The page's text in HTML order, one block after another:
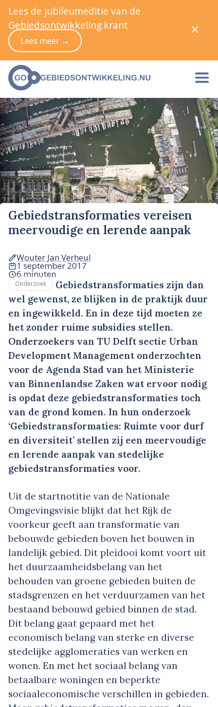
Gebiedstransformaties vereisen
meervoudige en lerende aanpak
Wouter Jan Verheul
1 september 2017
6 minuten
Onderzoek
Gebiedstransformaties zijn dan
wel gewenst, ze blijken in de praktijk duur
en ingewikkeld. En in deze tijd moeten ze
het zonder ruime subsidies stellen.
Onderzoekers van TU Delft sectie Urban
Development Management onderzochten
voor de Agenda Stad van het Ministerie
van Binnenlandse Zaken wat ervoor nodig
is opdat deze gebiedstransformaties toch
van de grond komen. In hun onderzoek
‘Gebiedstransformaties: Ruimte voor durf
en diversiteit’ stellen zij een meervoudige
en lerende aanpak van stedelijke
gebiedstransformaties voor.
Uit de startnotitie van de Nationale
Omgevingsvisie blijkt dat het Rijk de
voorkeur geeft aan transformatie van
bebouwde gebieden boven het bouwen in
landelijk gebied. Dit pleidooi komt voort uit
het duurzaamheidsbelang van het
behouden van groene gebieden buiten de
stadsgrenzen en het verduurzamen van het
bestaand bebouwd gebied binnen de stad.
Dit belang gaat gepaard met het
economisch belang van sterke en diverse
stedelijke agglomeraties van werken en
wonen. En met het sociaal belang van
betaalbare woningen en beperkte
sociaaleconomische verschillen in gebieden.
Lees de jubileumeditie van de
Gebiedsontwikkeling.krant
Lees meer →